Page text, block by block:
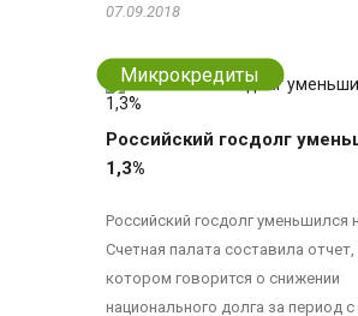
07.09.2018
Микрокредиты
Российский госдолг
1,3%
Российский госдолг уменьшился
Счетная палата составила отчет,
котором говорится о снижении
национального долга за период